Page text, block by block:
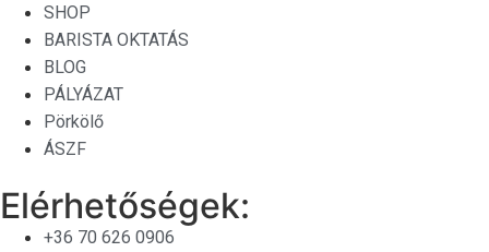
SHOP
BARISTA OKTATÁS
BLOG
PÁLYÁZAT
Pörkölő
ÁSZF
Elérhetőségek:
+36 70 626 0906